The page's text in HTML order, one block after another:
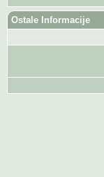
Ostale Informacije